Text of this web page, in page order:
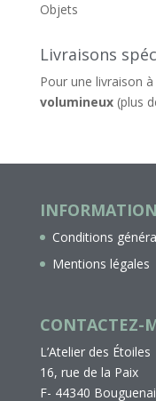
Objets
Livraisons
Pour une livraison à
volumineux(plus
Conditions
Mentions légales
CONTACTEZ-
L’Atelier des Étoiles
16, rue de la Paix
F- 44340